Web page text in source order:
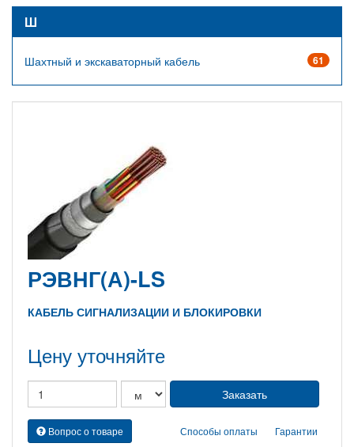
Ш
61
Шахтный и экскаваторный кабель
РЭВНГ(А)-LS
КАБЕЛЬ СИГНАЛИЗАЦИИ И БЛОКИРОВКИ
Цену уточняйте
Вопрос о товаре Гарантии
Способы оплаты